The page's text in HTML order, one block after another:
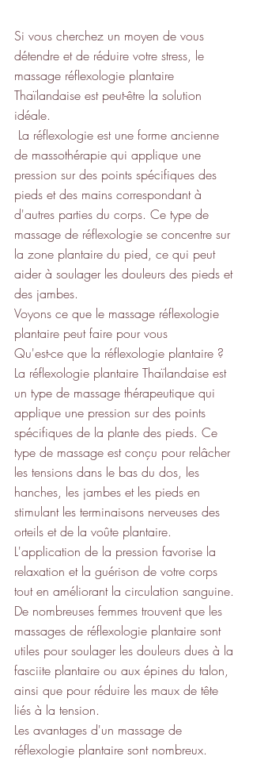
Si vous cherchez un moyen de vous
détendre et de réduire votre stress, le
massage réflexologie plantaire
Thaïlandaise est peut-être la solution
idéale.
de massothérapie qui applique une
pression sur des points spécifiques des
pieds et des mains correspondant à
d'autres parties du corps. Ce type de
massage de réflexologie se concentre sur
la zone plantaire du pied, ce qui peut
aider à soulager les douleurs des pieds et
des jambes.
Voyons ce que le massage réflexologie
plantaire peut faire pour vous
Qu'est-ce que la réflexologie plantaire ?
La réflexologie plantaire Thaïlandaise est
un type de massage thérapeutique qui
applique une pression sur des points
spécifiques de la plante des pieds. Ce
type de massage est conçu pour relâcher
les tensions dans le bas du dos, les
hanches, les jambes et les pieds en
stimulant les terminaisons nerveuses des
orteils et de la voûte plantaire.
L'application de la pression favorise la
relaxation et la guérison de votre corps
tout en améliorant la circulation sanguine.
De nombreuses femmes trouvent que les
massages de réflexologie plantaire sont
utiles pour soulager les douleurs dues à la
fasciite plantaire ou aux épines du talon,
ainsi que pour réduire les maux de tête
liés à la tension.
Les avantages d'un massage de
réflexologie plantaire sont nombreux.